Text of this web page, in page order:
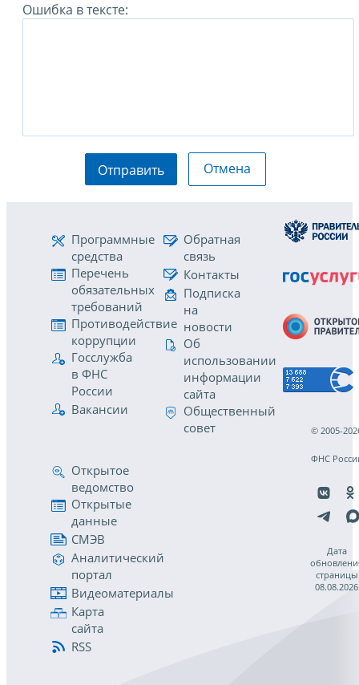
Ошибка в тексте:
Отправить Отмена
Программные
средства
Перечень
обязательных
требований
Противодействие
коррупции
Госслужба
в ФНС
России
Вакансии
Обратная
связь
Контакты
Подписка
на
новости
Об
использовании
информации
сайта
Общественный
совет
Открытое
ведомство
Открытые
данные
СМЭВ
Аналитический
портал
Видеоматериалы
Карта
сайта
RSS
© 2005-
ФНС
Дата
страницы
08.08.2026